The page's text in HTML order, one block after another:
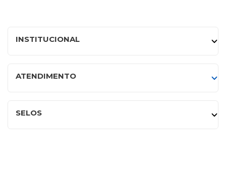
INSTITUCIONAL
ATENDIMENTO
SELOS